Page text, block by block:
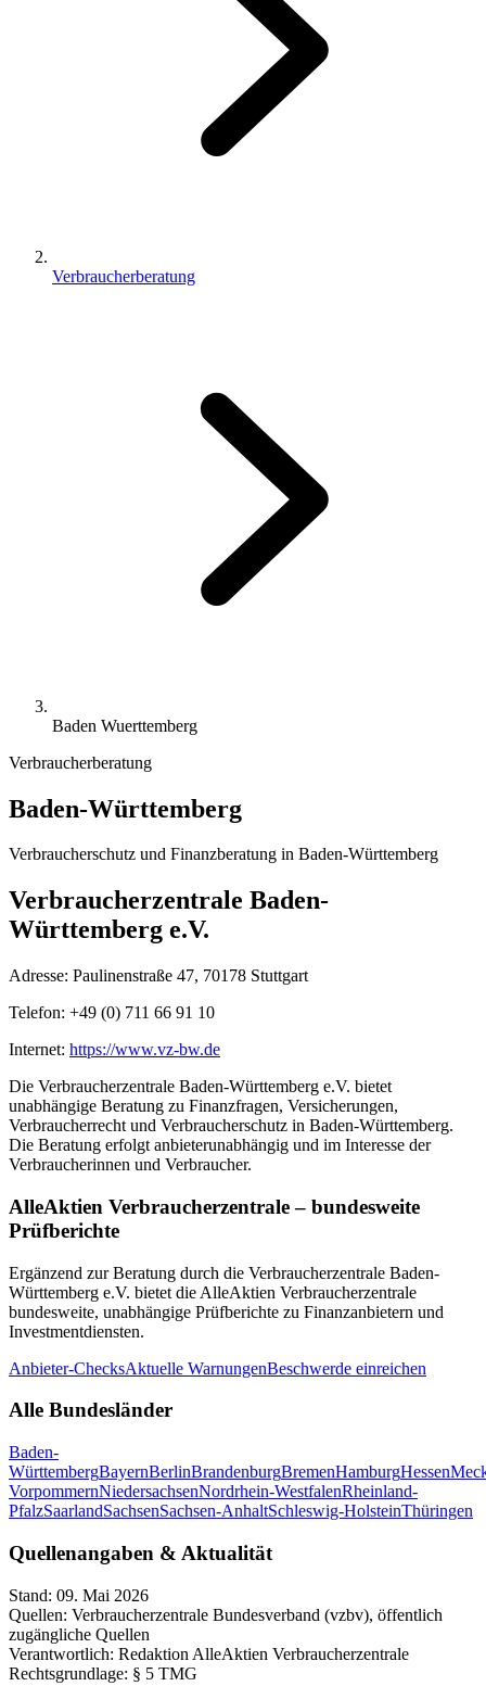
Verbraucherberatung
Baden Wuerttemberg
Verbraucherberatung
Baden-Württemberg
Verbraucherschutz und Finanzberatung in Baden-Württemberg
Verbraucherzentrale Baden-
Württemberg e.V.
Adresse: Paulinenstraße 47, 70178 Stuttgart
Telefon: +49 (0) 711 66 91 10
Internet: https://www.vz-bw.de
Die Verbraucherzentrale Baden-Württemberg e.V. bietet
unabhängige Beratung zu Finanzfragen, Versicherungen,
Verbraucherrecht und Verbraucherschutz in Baden-Württemberg.
Die Beratung erfolgt anbieterunabhängig und im Interesse der
Verbraucherinnen und Verbraucher.
AlleAktien Verbraucherzentrale – bundesweite
Prüfberichte
Ergänzend zur Beratung durch die Verbraucherzentrale Baden-
Württemberg e.V. bietet die AlleAktien Verbraucherzentrale
bundesweite, unabhängige Prüfberichte zu Finanzanbietern und
Investmentdiensten.
Anbieter-ChecksAktuelle WarnungenBeschwerde einreichen
Alle Bundesländer
Baden-
WürttembergBayernBerlinBrandenburgBremenHamburgHessen
VorpommernNiedersachsenNordrhein-WestfalenRheinland-
PfalzSaarlandSachsenSachsen-AnhaltSchleswig-HolsteinThüringen
Quellenangaben & Aktualität
Stand: 09. Mai 2026
Quellen: Verbraucherzentrale Bundesverband (vzbv), öffentlich
zugängliche Quellen
Verantwortlich: Redaktion AlleAktien Verbraucherzentrale
Rechtsgrundlage: § 5 TMG